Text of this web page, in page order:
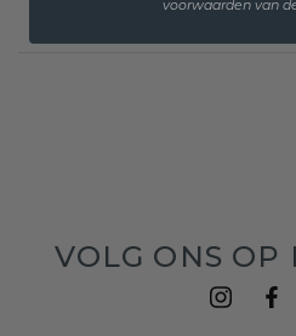
VOLG ONS OP
voorwaarden van